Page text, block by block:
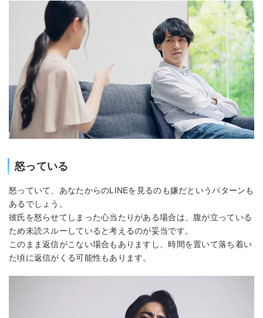
怒っている
怒っていて、あなたからのLINEを見るのも嫌だというパターンも
あるでしょう。
彼氏を怒らせてしまった心当たりがある場合は、腹が立っている
ため未読スルーしていると考えるのが妥当です。
このまま返信がこない場合もありますし、時間を置いて落ち着い
た頃に返信がくる可能性もあります。